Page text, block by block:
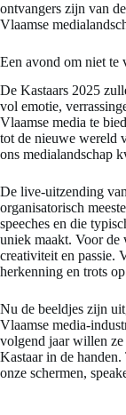
ontvangers zijn van
Vlaamse
Een avond om niet te
De Kastaars 2025
vol emotie,
Vlaamse media te
tot de nieuwe wereld
ons medialandschap
De live-uitzending
organisatorisch
speeches en die
uniek maakt. Voor de
creativiteit en passie.
herkenning en trots
Nu de beeldjes zijn
Vlaamse media-
volgend jaar willen ze
Kastaar in de
onze schermen,